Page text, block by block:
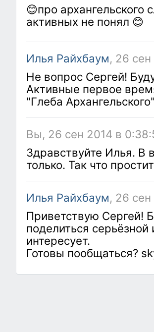
😊про
активных не понял 😊
Илья Райхбаум, 26
Не вопрос Сергей!
Активные первое
"Глеба
Вы, 26 сен 2014 в
Здравствуйте Илья. В
только. Так что
Илья Райхбаум, 26
Приветствую Сергей!
поделиться
интересует.
Готовы пообщаться?